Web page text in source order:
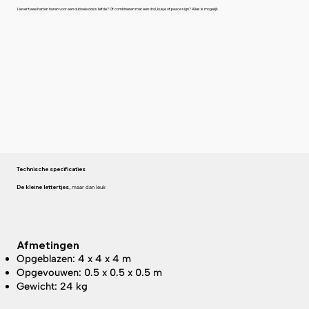
Liever twee harten huren voor een dubbele dosis liefde? Of combineren met een drol, kusje of peace sign? Alles is mogelijk.
Technische specificaties
De kleine lettertjes, maar dan leuk
Afmetingen
Opgeblazen: 4 x 4 x 4 m
Opgevouwen: 0.5 x 0.5 x 0.5 m
Gewicht: 24 kg